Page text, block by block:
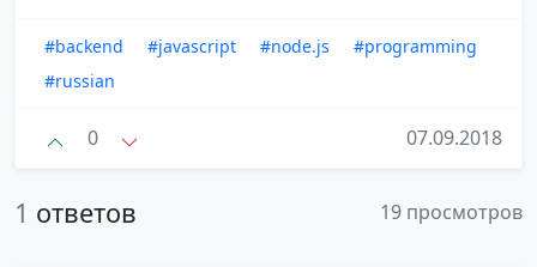
#backend #javascript #node.js
#programming
#russian
0 07.09.2018
1 ответов 19 просмотров